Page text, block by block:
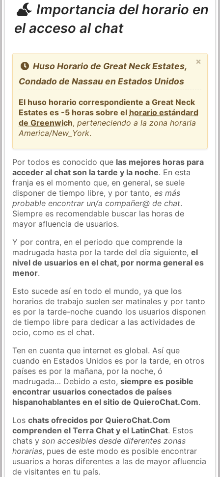
Importancia del horario en
el acceso al chat
×
Huso Horario de Great Neck Estates,
Condado de Nassau en Estados Unidos
El huso horario correspondiente a Great Neck
Estates es -5 horas sobre el horario estándard
de Greenwich,perteneciendo a la zona horaria
America/New_York.
Por todos es conocido que las mejores horas para
acceder al chat son la tarde y la noche. En esta
franja es el momento que, en general, se suele
disponer de tiempo libre, y por tanto,es más
probable encontrar un/a compañer@ de chat.
Siempre es recomendable buscar las horas de
mayor afluencia de usuarios.
Y por contra, en el periodo que comprende la
madrugada hasta por la tarde del día siguiente,el
nivel de usuarios en el chat, por norma general es
menor.
Esto sucede así en todo el mundo, ya que los
horarios de trabajo suelen ser matinales y por tanto
es por la tarde-noche cuando los usuarios disponen
de tiempo libre para dedicar a las actividades de
ocio, como es el chat.
Ten en cuenta que internet es global. Así que
cuando en Estados Unidos es por la tarde, en otros
países es por la mañana, por la noche, ó
madrugada… Debido a esto,siempre es posible
encontrar usuarios conectados de países
hispanohablantes en el sitio de QuieroChat.Com.
Loschats ofrecidos por QuieroChat.Com
comprenden el Terra Chat y el LatinChat. Estos
chats yson accesibles desde diferentes zonas
horarias, pues de este modo es posible encontrar
usuarios a horas diferentes a las de mayor afluencia
de visitantes en tu país.